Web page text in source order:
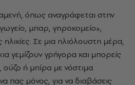
όπως αναγράφεται στην
μπαρ, γηροκομείο»,
ηλικίες. Σε μια ηλιόλουστη μέρα,
γεμίζουν γρήγορα και μπορείς
ή μπίρα με νόστιμα
πας μόνος, για να διαβάσεις